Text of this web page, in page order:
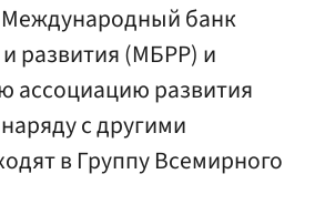
банк
развития (МБРР) и
ассоциацию развития
с другими
в Группу Всемирного